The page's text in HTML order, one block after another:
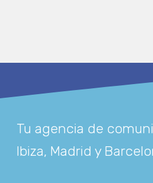
Tu agencia de
Ibiza, Madrid y